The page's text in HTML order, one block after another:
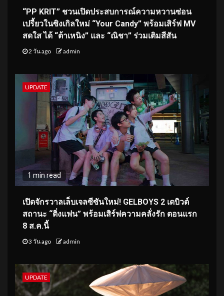
“PP KRIT” ชวนเปิดประสบการณ์ความหวานซ่อน
เปรี้ยวในซิงเกิลใหม่ “Your Candy” พร้อมเสิร์ฟ MV
สดใส ได้ “ต้าเหนิง” และ “ณิชา” ร่วมเติมสีสัน
2 วัน ago admin
UPDATE
1 min read
เปิดจักรวาลเล็บเจลซีซันใหม่! GELBOYS 2 เดบิวต์
สถานะ “ติ่งแฟน” พร้อมเสิร์ฟความคลั่งรัก ตอนแรก
8 ส.ค.นี้
3 วัน ago admin
UPDATE